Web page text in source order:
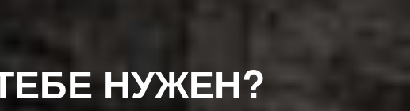
НУЖЕН?